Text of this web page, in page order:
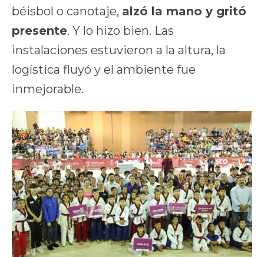
béisbol o canotaje, alzó la mano y gritó
presente. Y lo hizo bien. Las
instalaciones estuvieron a la altura, la
logística fluyó y el ambiente fue
inmejorable.